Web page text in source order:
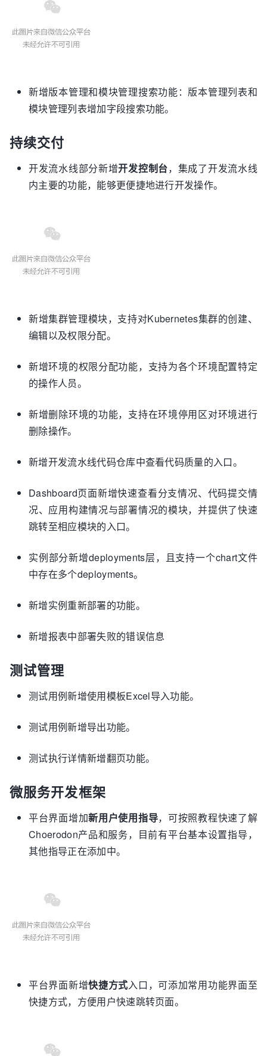
新增版本管理和模块管理搜索功能：版本管理列表和
模块管理列表增加字段搜索功能。
持续交付
开发流水线部分新增开发控制台，集成了开发流水线
内主要的功能，能够更便捷地进行开发操作。
新增集群管理模块，支持对Kubernetes集群的创建、
编辑以及权限分配。
新增环境的权限分配功能，支持为各个环境配置特定
的操作人员。
新增删除环境的功能，支持在环境停用区对环境进行
删除操作。
新增开发流水线代码仓库中查看代码质量的入口。
Dashboard页面新增快速查看分支情况、代码提交情
况、应用构建情况与部署情况的模块，并提供了快速
跳转至相应模块的入口。
实例部分新增deployments层，且支持一个chart文件
中存在多个deployments。
新增实例重新部署的功能。
新增报表中部署失败的错误信息
测试管理
测试用例新增使用模板Excel导入功能。
测试用例新增导出功能。
测试执行详情新增翻页功能。
微服务开发框架
平台界面增加新用户使用指导，可按照教程快速了解
Choerodon产品和服务，目前有平台基本设置指导，
其他指导正在添加中。
平台界面新增快捷方式入口，可添加常用功能界面至
快捷方式，方便用户快速跳转页面。